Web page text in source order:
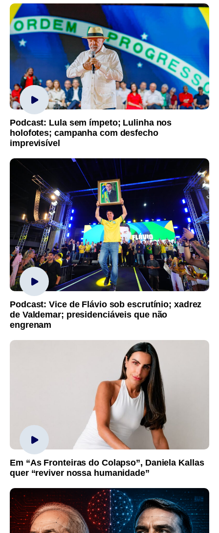
Podcast: Lula sem ímpeto; Lulinha nos
holofotes; campanha com desfecho
imprevisível
Podcast: Vice de Flávio sob escrutínio; xadrez
de Valdemar; presidenciáveis que não
engrenam
Em “As Fronteiras do Colapso”, Daniela Kallas
quer “reviver nossa humanidade”